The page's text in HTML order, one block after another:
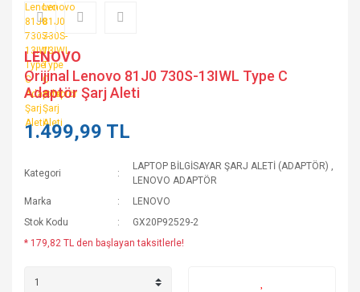
LENOVO
Orijinal Lenovo 81J0 730S-13IWL Type C
Adaptör Şarj Aleti
1.499,99 TL
Kategori
LAPTOP BİLGİSAYAR ŞARJ ALETİ (ADAPTÖR) ,
LENOVO ADAPTÖR
Marka
LENOVO
Stok Kodu
GX20P92529-2
* 179,82 TL den başlayan taksitlerle!